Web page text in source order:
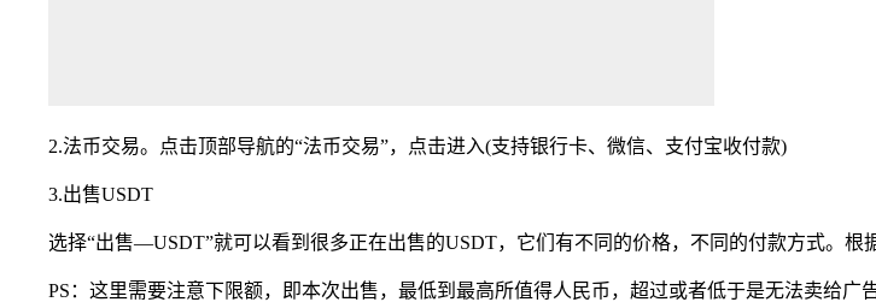
2.法币交易。点击顶部导航的“法币交易”，点击进入(支持银行卡、微信、支付宝收付款)
3.出售USDT
选择“出售—USDT”就可以看到很多正在出售的USDT，它们有不同的价格，不同的付款方式。根
PS：这里需要注意下限额，即本次出售，最低到最高所值得人民币，超过或者低于是无法卖给广